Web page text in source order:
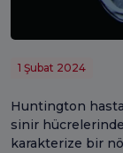
1 Şubat 2024
Huntington
sinir
karakterize bir